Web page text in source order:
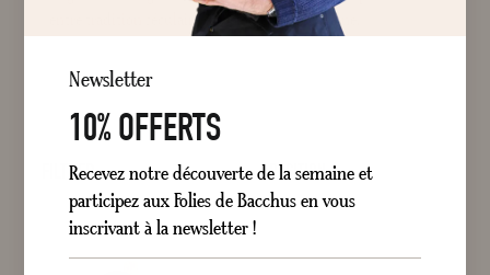
entre tradition séculaire et vision contemporaine.
FILTRER POSITION
Newsletter
10% OFFERTS
Recevez notre découverte de la semaine et
participez aux Folies de Bacchus en vous
inscrivant à la newsletter !